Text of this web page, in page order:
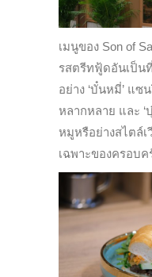
เมนูของ Son of
รสตรีทฟู้ดอันเป็น
อย่าง ‘บั๋นหมี่’ แ
หลากหลาย และ ‘
หมูหรือย่างสไตล์
เฉพาะของครอบ